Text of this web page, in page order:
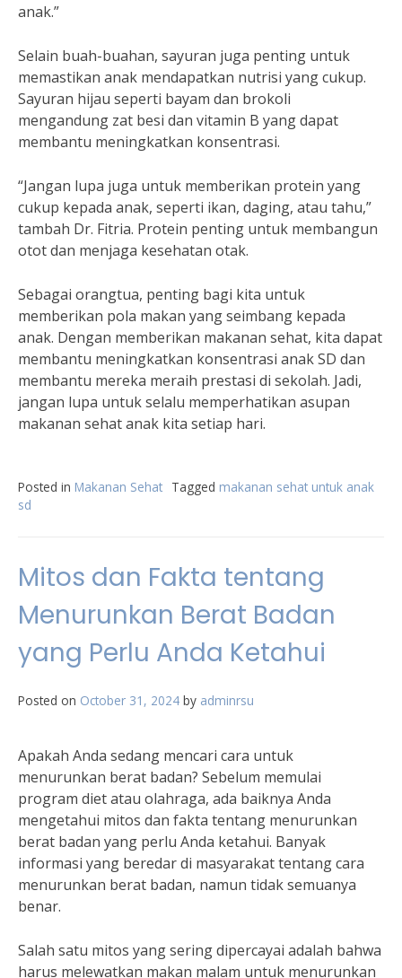
anak.”
Selain buah-buahan, sayuran juga penting untuk
memastikan anak mendapatkan nutrisi yang cukup.
Sayuran hijau seperti bayam dan brokoli
mengandung zat besi dan vitamin B yang dapat
membantu meningkatkan konsentrasi.
“Jangan lupa juga untuk memberikan protein yang
cukup kepada anak, seperti ikan, daging, atau tahu,”
tambah Dr. Fitria. Protein penting untuk membangun
otot dan menjaga kesehatan otak.
Sebagai orangtua, penting bagi kita untuk
memberikan pola makan yang seimbang kepada
anak. Dengan memberikan makanan sehat, kita dapat
membantu meningkatkan konsentrasi anak SD dan
membantu mereka meraih prestasi di sekolah. Jadi,
jangan lupa untuk selalu memperhatikan asupan
makanan sehat anak kita setiap hari.
Posted in Makanan Sehat Tagged makanan sehat untuk anak
sd
Mitos dan Fakta tentang
Menurunkan Berat Badan
yang Perlu Anda Ketahui
Posted on October 31, 2024 by adminrsu
Apakah Anda sedang mencari cara untuk
menurunkan berat badan? Sebelum memulai
program diet atau olahraga, ada baiknya Anda
mengetahui mitos dan fakta tentang menurunkan
berat badan yang perlu Anda ketahui. Banyak
informasi yang beredar di masyarakat tentang cara
menurunkan berat badan, namun tidak semuanya
benar.
Salah satu mitos yang sering dipercayai adalah bahwa
harus melewatkan makan malam untuk menurunkan